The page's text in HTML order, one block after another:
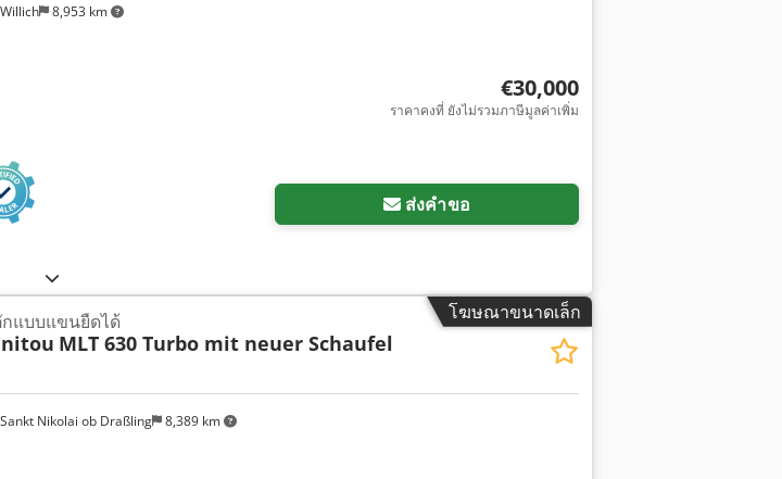
8,953 km
€30,000
ราคาคงที่ ยังไม่รวมภาษีมูลค่าเพิ่ม
ส่งคำขอ
โฆษณาขนาดเล็ก
Nikolai ob Draßling 8,389 km
แบบแขนยืดได้
MLT 630 Turbo mit neuer Schaufel